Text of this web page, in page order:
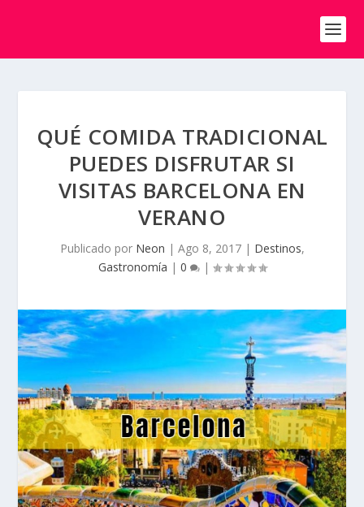
QUÉ COMIDA TRADICIONAL
PUEDES DISFRUTAR SI
VISITAS BARCELONA EN
VERANO
Publicado por Neon | Ago 8, 2017| Destinos,
Gastronomía | 0 |